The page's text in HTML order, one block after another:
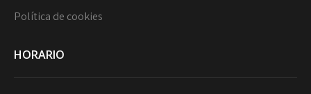
Política de cookies
HORARIO